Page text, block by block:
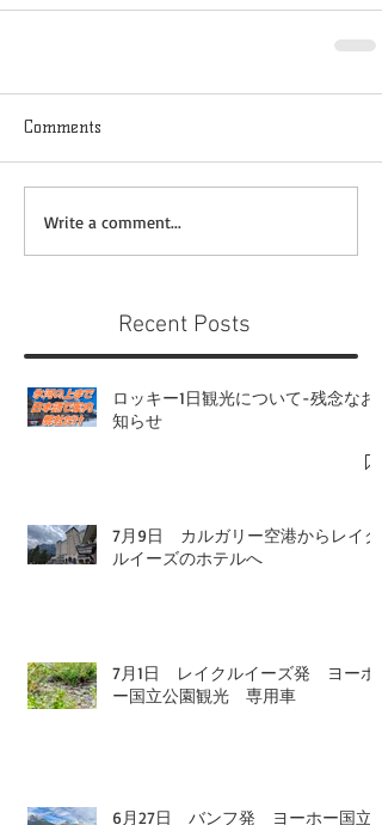
Comments
Write a comment...
Recent Posts
ロッキー1日観光について-残念なお
知らせ
7月9日 カルガリー空港からレイク
ルイーズのホテルへ
7月1日 レイクルイーズ発 ヨーホ
ー国立公園観光 専用車
6月27日 バンフ発 ヨーホー国立